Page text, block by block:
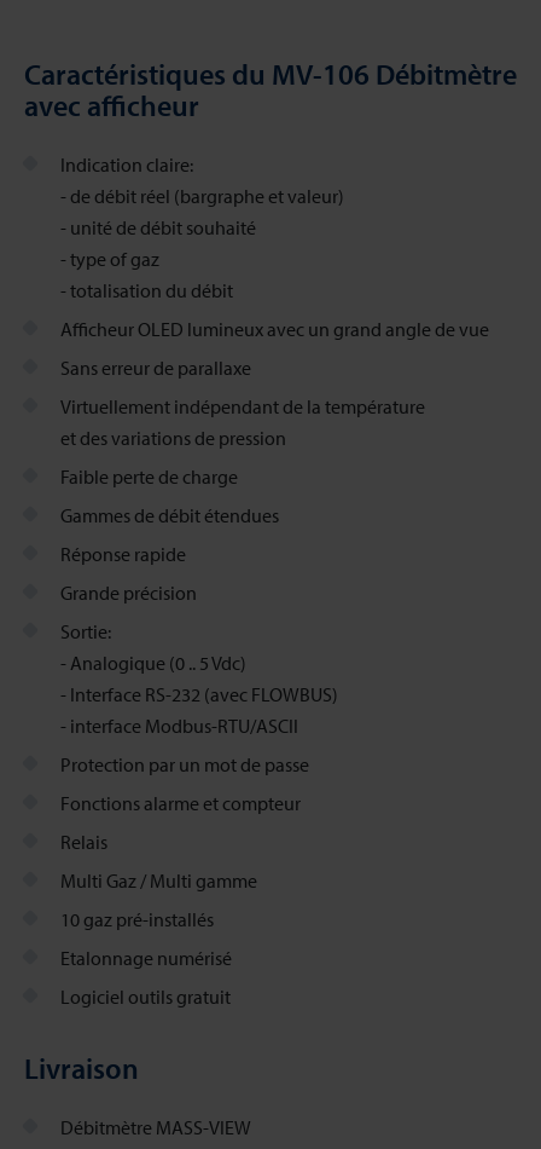
Caractéristiques du MV-106 Débitmètre
avec afficheur
Indication claire:
- de débit réel (bargraphe et valeur)
- unité de débit souhaité
- type of gaz
- totalisation du débit
Afficheur OLED lumineux avec un grand angle de vue
Sans erreur de parallaxe
Virtuellement indépendant de la température
et des variations de pression
Faible perte de charge
Gammes de débit étendues
Réponse rapide
Grande précision
Sortie:
- Analogique (0 .. 5 Vdc)
- Interface RS-232 (avec FLOWBUS)
- interface Modbus-RTU/ASCII
Protection par un mot de passe
Fonctions alarme et compteur
Relais
Multi Gaz / Multi gamme
10 gaz pré-installés
Etalonnage numérisé
Logiciel outils gratuit
Livraison
Débitmètre MASS-VIEW